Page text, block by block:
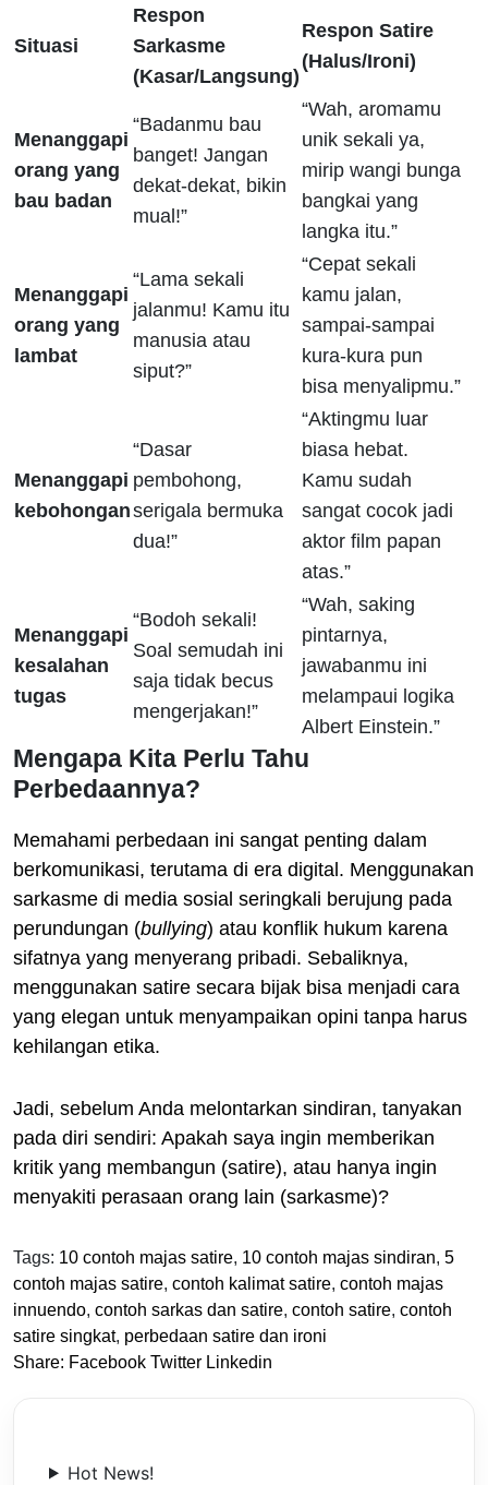
Situasi
Respon
Sarkasme
(Kasar/Langsung)
Respon Satire
(Halus/Ironi)
Menanggapi
orang yang
bau badan
“Badanmu bau
banget! Jangan
dekat-dekat, bikin
mual!”
“Wah, aromamu
unik sekali ya,
mirip wangi bunga
bangkai yang
langka itu.”
Menanggapi
orang yang
lambat
“Lama sekali
jalanmu! Kamu itu
manusia atau
siput?”
“Cepat sekali
kamu jalan,
sampai-sampai
kura-kura pun
bisa menyalipmu.”
Menanggapi
kebohongan
“Dasar
pembohong,
serigala bermuka
dua!”
“Aktingmu luar
biasa hebat.
Kamu sudah
sangat cocok jadi
aktor film papan
atas.”
Menanggapi
kesalahan
tugas
“Bodoh sekali!
Soal semudah ini
saja tidak becus
mengerjakan!”
“Wah, saking
pintarnya,
jawabanmu ini
melampaui logika
Albert Einstein.”
Mengapa Kita Perlu Tahu
Perbedaannya?
Memahami perbedaan ini sangat penting dalam
berkomunikasi, terutama di era digital. Menggunakan
sarkasme di media sosial seringkali berujung pada
perundungan (bullying) atau konflik hukum karena
sifatnya yang menyerang pribadi. Sebaliknya,
menggunakan satire secara bijak bisa menjadi cara
yang elegan untuk menyampaikan opini tanpa harus
kehilangan etika.
Jadi, sebelum Anda melontarkan sindiran, tanyakan
pada diri sendiri: Apakah saya ingin memberikan
kritik yang membangun (satire), atau hanya ingin
menyakiti perasaan orang lain (sarkasme)?
Tags: 10 contoh majas satire, 10 contoh majas sindiran, 5
contoh majas satire, contoh kalimat satire, contoh majas
innuendo, contoh sarkas dan satire, contoh satire, contoh
satire singkat, perbedaan satire dan ironi
Share: Facebook Twitter Linkedin
Hot News!